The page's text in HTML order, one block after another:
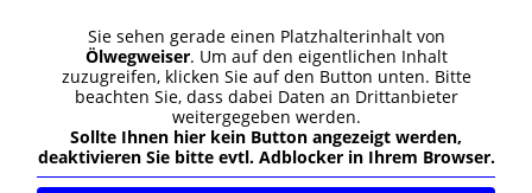
Sie sehen gerade einen Platzhalterinhalt von
Ölwegweiser. Um auf den eigentlichen Inhalt
zuzugreifen, klicken Sie auf den Button unten. Bitte
beachten Sie, dass dabei Daten an Drittanbieter
weitergegeben werden.
Sollte Ihnen hier kein Button angezeigt werden,
deaktivieren Sie bitte evtl. Adblocker in Ihrem Browser.